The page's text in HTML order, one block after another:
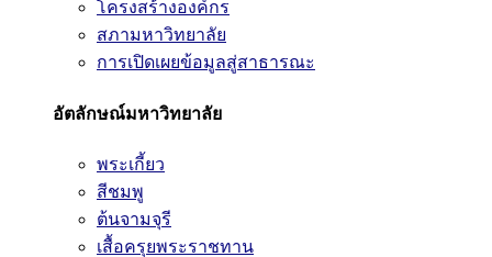
โครงสร้างองค์กร
สภามหาวิทยาลัย
การเปิดเผยข้อมูลสู่สาธารณะ
อัตลักษณ์มหาวิทยาลัย
พระเกี้ยว
สีชมพู
ต้นจามจุรี
เสื้อครุยพระราชทาน